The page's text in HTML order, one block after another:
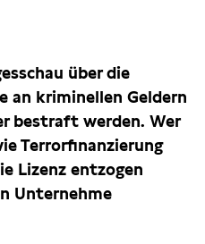
über die
an kriminellen Geldern
bestraft werden. Wer
Terrorfinanzierung
Lizenz entzogen
Unternehme